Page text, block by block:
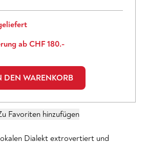
ab CHF 180.-
DEN WARENKORB
Favoriten hinzufügen
Dialekt extrovertiert und